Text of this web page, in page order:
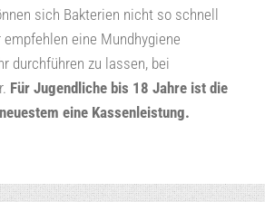
sich Bakterien nicht so schnell
eine Mundhygiene
durchführen zu lassen, bei
Für Jugendliche bis 18 Jahre ist die
eine Kassenleistung.